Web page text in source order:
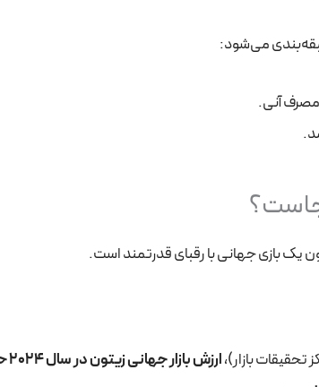
آنی.
یک بازی جهانی با رقبای قدرتمند است.
بازار)،